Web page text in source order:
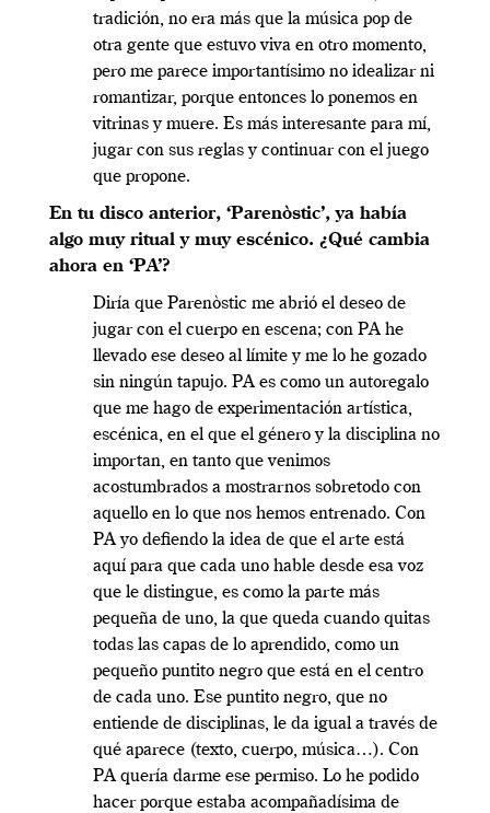
tradición, no era más que la música pop de
otra gente que estuvo viva en otro momento,
pero me parece importantísimo no idealizar ni
romantizar, porque entonces lo ponemos en
vitrinas y muere. Es más interesante para mí,
jugar con sus reglas y continuar con el juego
que propone.
En tu disco anterior, ‘Parenòstic’, ya había
algo muy ritual y muy escénico. ¿Qué cambia
ahora en ‘PA’?
Diría que Parenòstic me abrió el deseo de
jugar con el cuerpo en escena; con PA he
llevado ese deseo al límite y me lo he gozado
sin ningún tapujo. PA es como un autoregalo
que me hago de experimentación artística,
escénica, en el que el género y la disciplina no
importan, en tanto que venimos
acostumbrados a mostrarnos sobretodo con
aquello en lo que nos hemos entrenado. Con
PA yo defiendo la idea de que el arte está
aquí para que cada uno hable desde esa voz
que le distingue, es como la parte más
pequeña de uno, la que queda cuando quitas
todas las capas de lo aprendido, como un
pequeño puntito negro que está en el centro
de cada uno. Ese puntito negro, que no
entiende de disciplinas, le da igual a través de
qué aparece (texto, cuerpo, música…). Con
PA quería darme ese permiso. Lo he podido
hacer porque estaba acompañadísima de